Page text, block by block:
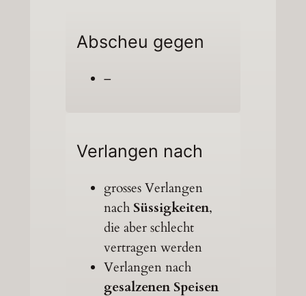
Abscheu gegen
–
Verlangen nach
grosses Verlangen
nachSüssigkeiten,
die aber schlecht
vertragen werden
Verlangen nach
gesalzenen Speisen